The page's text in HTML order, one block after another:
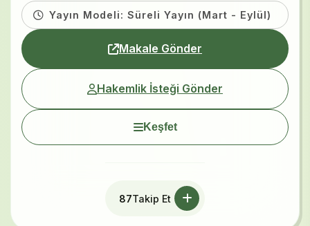
Yayın Modeli: Süreli Yayın (Mart - Eylül)
Makale Gönder
Hakemlik İsteği Gönder
Keşfet
87Takip Et